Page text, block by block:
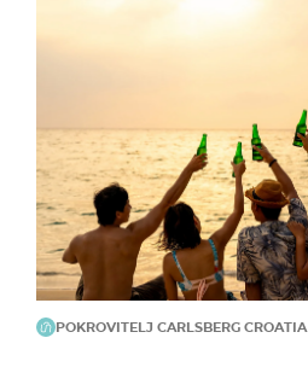
POKROVITELJ CARLSBERG CROATIA